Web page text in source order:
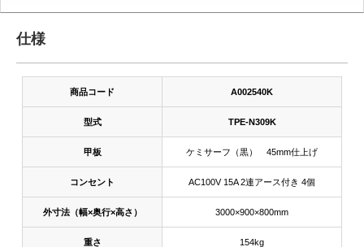
仕様
商品コード A002540K
型式 TPE-N309K
甲板 ケミサーフ（黒） 45mm仕上げ
コンセント AC100V 15A 2連アース付き 4個
外寸法（幅×奥行×高さ） 3000×900×800mm
重さ 154kg